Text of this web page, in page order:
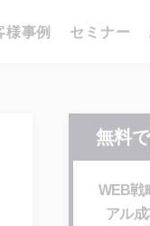
様事例 セミナー
無料
WEB戦
アル